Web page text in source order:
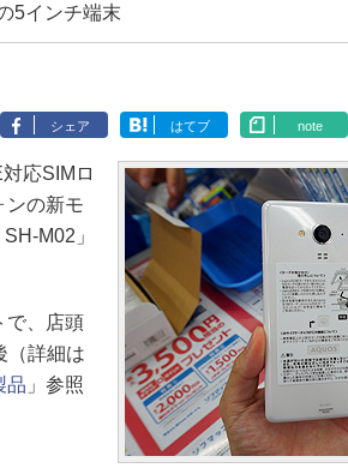
5インチ端末
シェア はてブ note
応SIMロ
ンの新モ
M02」
、店頭
（詳細は
品 」参照